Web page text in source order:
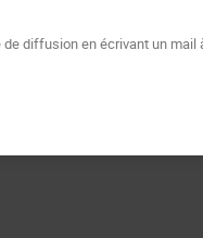
de diffusionen écrivant un